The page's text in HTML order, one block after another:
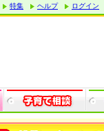
特集 ヘルプ ログイン